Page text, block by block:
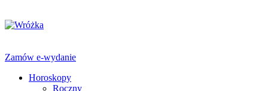
Zamów e-wydanie
Horoskopy
Roczny